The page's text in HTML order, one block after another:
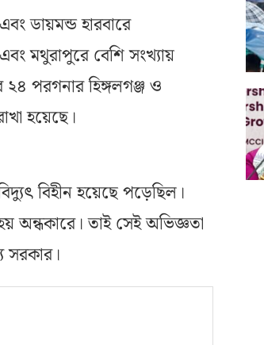
ডায়মন্ড হারবারে
মথুরাপুরে বেশি সংখ্যায়
পরগনার হিঙ্গলগঞ্জ ও
হয়েছে।
বিহীন হয়েছে পড়েছিল।
অন্ধকারে। তাই সেই অভিজ্ঞতা
সরকার।